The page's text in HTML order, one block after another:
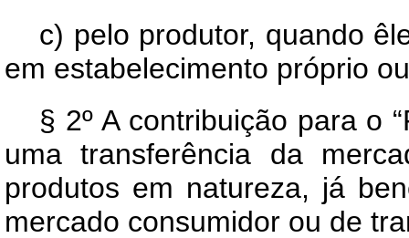
c) pelo produtor, quando
em estabelecimento próprio
§ 2º A contribuição para o
uma transferência da
produtos em natureza, já
mercado consumidor ou de